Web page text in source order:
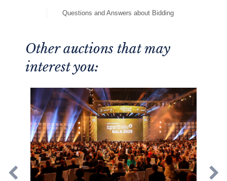
Questions and Answers about Bidding
Other auctions that may
interest you: